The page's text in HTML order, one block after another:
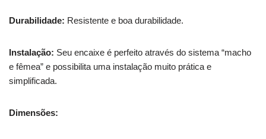
Durabilidade: Resistente e boa durabilidade.
Instalação: Seu encaixe é perfeito através do sistema “macho
e fêmea” e possibilita uma instalação muito prática e
simplificada.
Dimensões: